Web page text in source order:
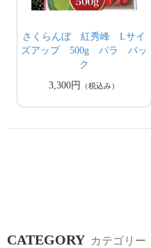
さくらんぼ 紅秀峰 Lサイ
ズアップ 500g バラ パッ
ク
3,300円
（税込み）
CATEGORY カテゴリー